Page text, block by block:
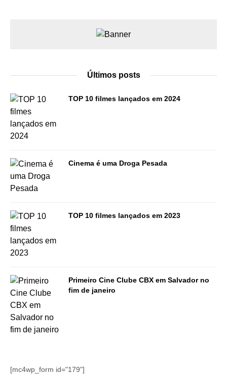
Últimos posts
TOP 10 filmes lançados em 2024
Cinema é uma Droga Pesada
TOP 10 filmes lançados em 2023
Primeiro Cine Clube CBX em Salvador no
fim de janeiro
[mc4wp_form id="179"]